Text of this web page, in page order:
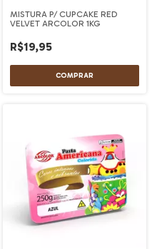
MISTURA P/ CUPCAKE RED
VELVET ARCOLOR 1KG
R$19,95